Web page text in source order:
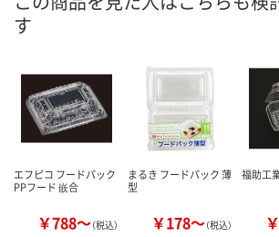
す
エフピコ フードパック
PPフード 嵌合
￥788～（税込）
まるき フードパック 薄
型
￥178～（税込）
福助工